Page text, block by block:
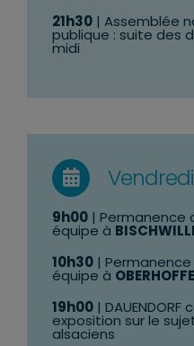
21h30| Assemblée
publique : suite des
midi
9h00| Permanence
équipe à
10h30|
équipe à
19h00|
exposition sur le
alsaciens